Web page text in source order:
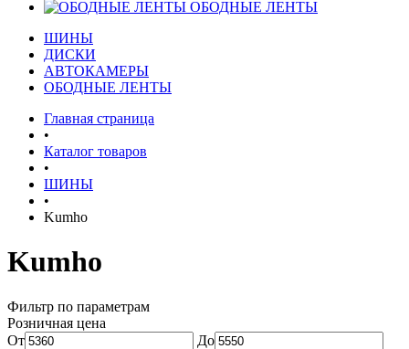
ОБОДНЫЕ ЛЕНТЫ
ШИНЫ
ДИСКИ
АВТОКАМЕРЫ
ОБОДНЫЕ ЛЕНТЫ
Главная страница
•
Каталог товаров
•
ШИНЫ
•
Kumho
Kumho
Фильтр по параметрам
Розничная цена
От
До